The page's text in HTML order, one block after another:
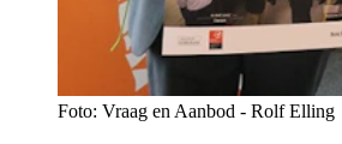
Foto: Vraag en Aanbod - Rolf Elling